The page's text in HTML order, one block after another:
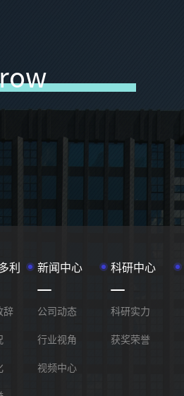
利
辞
新闻中心
公司动态
行业视角
视频中心
科研中心
科研实力
获奖荣誉